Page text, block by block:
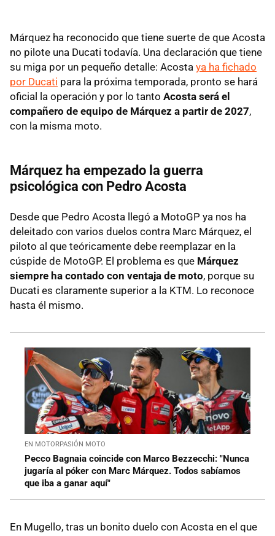
Márquez ha reconocido que tiene suerte de que Acosta
no pilote una Ducati todavía. Una declaración que tiene
su miga por un pequeño detalle: Acosta ya ha fichado
por Ducati para la próxima temporada, pronto se hará
oficial la operación y por lo tanto Acosta será el
compañero de equipo de Márquez a partir de 2027,
con la misma moto.
Márquez ha empezado la guerra
psicológica con Pedro Acosta
Desde que Pedro Acosta llegó a MotoGP ya nos ha
deleitado con varios duelos contra Marc Márquez, el
piloto al que teóricamente debe reemplazar en la
cúspide de MotoGP. El problema es que Márquez
siempre ha contado con ventaja de moto, porque su
Ducati es claramente superior a la KTM. Lo reconoce
hasta él mismo.
EN MOTORPASIÓN MOTO
Pecco Bagnaia coincide con Marco Bezzecchi: "Nunca
jugaría al póker con Marc Márquez. Todos sabíamos
que iba a ganar aquí"
En Mugello, tras un bonito duelo con Acosta en el que